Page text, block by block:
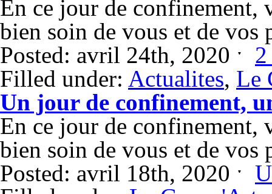
En ce jour de confinement,
bien soin de vous et de vos
Posted: avril 24th, 2020 ˑ
Filled under: Actualites, Le
Un jour de confinement,
En ce jour de confinement,
bien soin de vous et de vos
Posted: avril 18th, 2020 ˑ